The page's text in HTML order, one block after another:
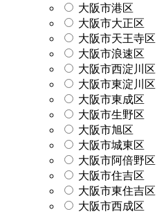
大阪市港区
大阪市大正区
大阪市天王寺区
大阪市浪速区
大阪市西淀川区
大阪市東淀川区
大阪市東成区
大阪市生野区
大阪市旭区
大阪市城東区
大阪市阿倍野区
大阪市住吉区
大阪市東住吉区
大阪市西成区